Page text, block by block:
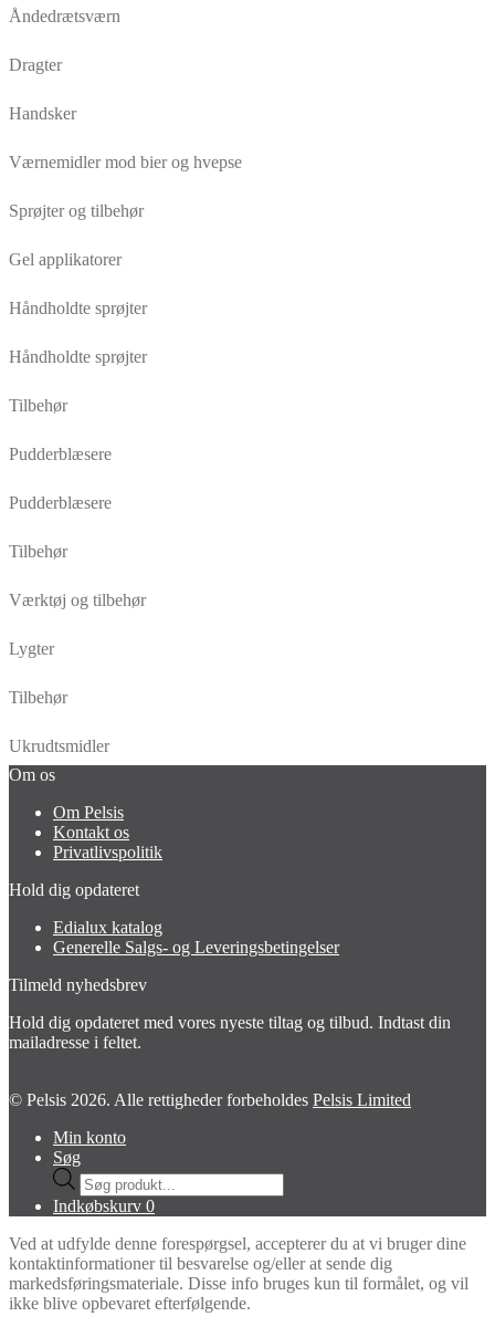
Åndedrætsværn
Dragter
Handsker
Værnemidler mod bier og hvepse
Sprøjter og tilbehør
Gel applikatorer
Håndholdte sprøjter
Håndholdte sprøjter
Tilbehør
Pudderblæsere
Pudderblæsere
Tilbehør
Værktøj og tilbehør
Lygter
Tilbehør
Ukrudtsmidler
Om os
Om Pelsis
Kontakt os
Privatlivspolitik
Hold dig opdateret
Edialux katalog
Generelle Salgs- og Leveringsbetingelser
Tilmeld nyhedsbrev
Hold dig opdateret med vores nyeste tiltag og tilbud. Indtast din
mailadresse i feltet.
© Pelsis 2026. Alle rettigheder forbeholdes Pelsis Limited
Min konto
Søg
Products
search
Indkøbskurv 0
Ved at udfylde denne forespørgsel, accepterer du at vi bruger dine
kontaktinformationer til besvarelse og/eller at sende dig
markedsføringsmateriale. Disse info bruges kun til formålet, og vil
ikke blive opbevaret efterfølgende.